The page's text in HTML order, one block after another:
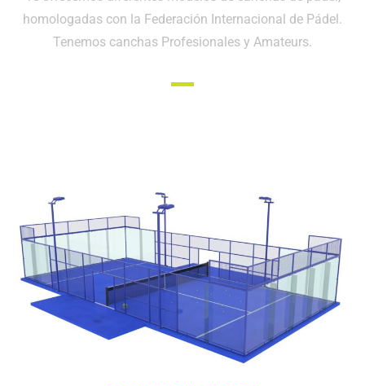
homologadas con la Federación Internacional de Pádel.
Tenemos canchas Profesionales y Amateurs.